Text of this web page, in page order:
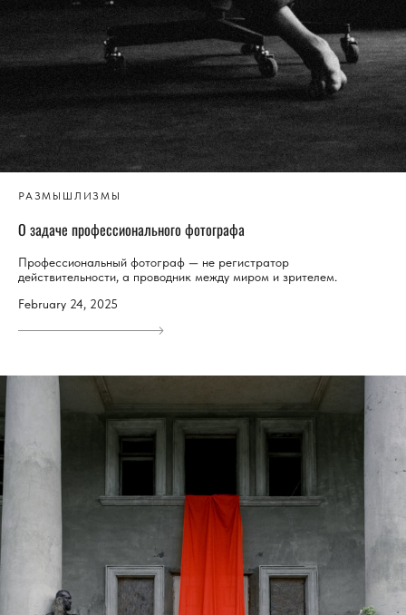
РАЗМЫШЛИЗМЫ
О задаче профессионального фотографа
Профессиональный фотограф — не регистратор
действительности, а проводник между миром и зрителем.
February 24, 2025